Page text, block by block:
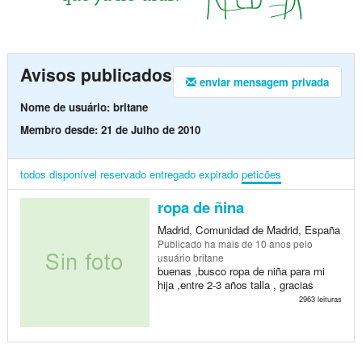
enviar mensagem privada
Avisos publicados
Nome de usuário: britane
Membro desde: 21 de Julho de 2010
todos disponível reservado entregado expirado peticões
ropa de ñina
Madrid, Comunidad de Madrid, España
Publicado ha mais de 10 anospelo
usuário britane
buenas ,busco ropa de niña para mi
hija ,entre 2-3 años talla , gracias
2963 leituras